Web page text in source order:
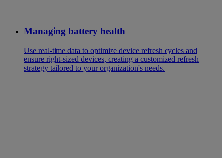
Managing battery health
Use real-time data to optimize device refresh cycles and
ensure right-sized devices, creating a customized refresh
strategy tailored to your organization's needs.